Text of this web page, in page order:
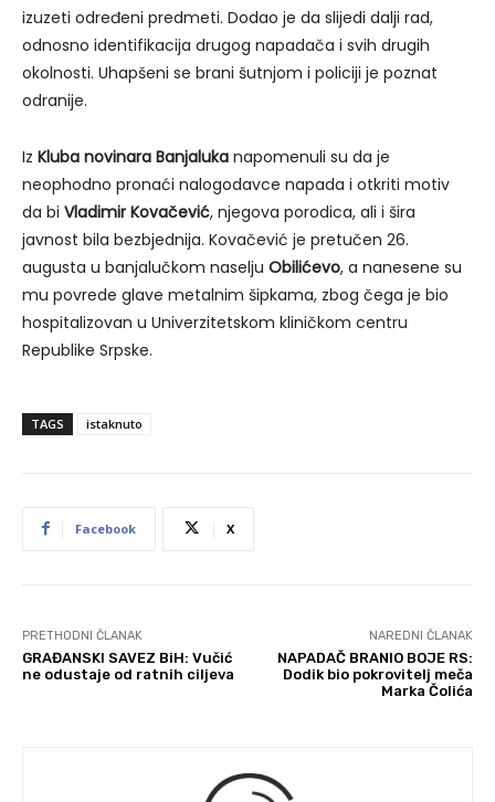
izuzeti određeni predmeti. Dodao je da slijedi dalji rad,
odnosno identifikacija drugog napadača i svih drugih
okolnosti. Uhapšeni se brani šutnjom i policiji je poznat
odranije.
Iz Kluba novinara Banjaluka napomenuli su da je
neophodno pronaći nalogodavce napada i otkriti motiv
da bi Vladimir Kovačević, njegova porodica, ali i šira
javnost bila bezbjednija. Kovačević je pretučen 26.
augusta u banjalučkom naselju Obilićevo, a nanesene su
mu povrede glave metalnim šipkama, zbog čega je bio
hospitalizovan u Univerzitetskom kliničkom centru
Republike Srpske.
TAGS istaknuto
Facebook X
PRETHODNI ČLANAK
GRAĐANSKI SAVEZ BiH: Vučić
ne odustaje od ratnih ciljeva
NAREDNI ČLANAK
NAPADAČ BRANIO BOJE RS:
Dodik bio pokrovitelj meča
Marka Čolića